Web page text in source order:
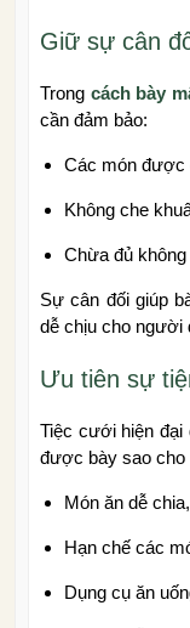
Giữ sự cân
Trong cách bày
cần đảm bảo:
Các món được
Không che
Chừa đủ
Sự cân đối giúp
dễ chịu cho người
Ưu tiên sự
Tiệc cưới hiện đại
được bày sao cho
Món ăn dễ
Hạn chế các
Dụng cụ ăn